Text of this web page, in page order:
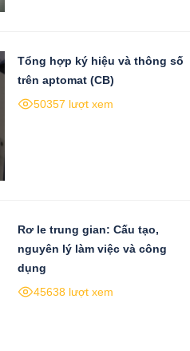
Tổng hợp ký hiệu và thông số
trên aptomat (CB)
50357 lượt xem
Rơ le trung gian: Cấu tạo,
nguyên lý làm việc và công
dụng
45638 lượt xem